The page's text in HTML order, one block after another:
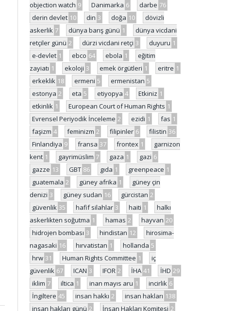
objection watch 9 Danimarka 6 darbe 76
derin devlet 10 din 3 doğa 10
dövizli
askerlik 7 dünya barış günü 1
dünya vicdani
retçiler günü 2 dürzi vicdani retçi 3 duyuru 1
e-devlet 1 ebco 64 ebola 1
eğitim
zayiatı 1 ekoloji 3 emek örgütleri 1 eritre 1
erkeklik 18 ermeni 5 ermenistan 5
estonya 2 eta 5 etiyopya 4 Etkiniz 1
etkinlik 1 European Court of Human Rights 1
Evrensel Periyodik İnceleme 2 ezidi 1 fas 1
faşizm 4 feminizm 2 filipinler 6 filistin 36
Finlandiya 9 fransa 37 frontex 1
garnizon
kent 1 gayrimüslim 7 gaza 1 gazi 6
gazze 13 GBT 86 gıda 1 greenpeace 1
guatemala 2 güney afrika 1
güney çin
denizi 3 güney sudan 16 gürcistan 2
güvenlik 35 hafif silahlar 3 haiti 1
halkı
askerlikten soğutma 1 hamas 2 hayvan 20
hidrojen bombası 3 hindistan 12
hirosima-
nagasaki 16 hırvatistan 1 hollanda 5
hrw 31 Human Rights Committee 1
iç
güvenlik 67 ICAN 3 IFOR 2 İHA 41 İHD 29
iklim 7 iltica 1 inan mayıs aru 1 incirlik 6
İngiltere 45 insan hakkı 2 insan hakları 138
insan hakları günü 2 İnsan Hakları Komitesi 2